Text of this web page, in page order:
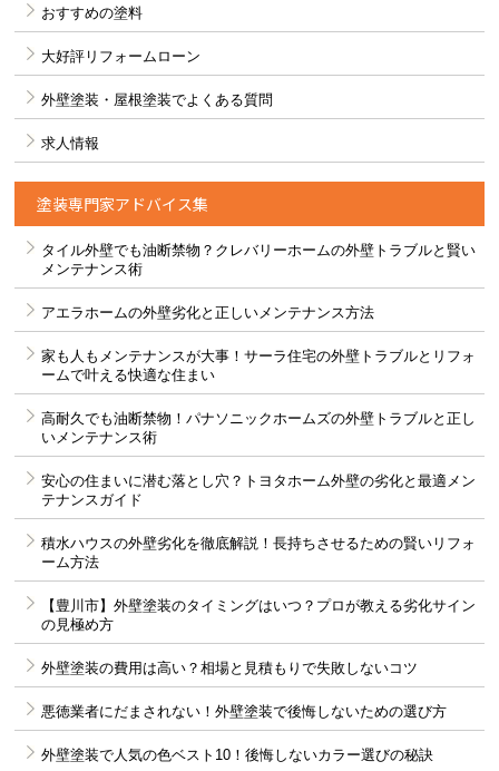
おすすめの塗料
大好評リフォームローン
外壁塗装・屋根塗装でよくある質問
求人情報
塗装専門家アドバイス集
タイル外壁でも油断禁物？クレバリーホームの外壁トラブルと賢い
メンテナンス術
アエラホームの外壁劣化と正しいメンテナンス方法
家も人もメンテナンスが大事！サーラ住宅の外壁トラブルとリフォ
ームで叶える快適な住まい
高耐久でも油断禁物！パナソニックホームズの外壁トラブルと正し
いメンテナンス術
安心の住まいに潜む落とし穴？トヨタホーム外壁の劣化と最適メン
テナンスガイド
積水ハウスの外壁劣化を徹底解説！長持ちさせるための賢いリフォ
ーム方法
【豊川市】外壁塗装のタイミングはいつ？プロが教える劣化サイン
の見極め方
外壁塗装の費用は高い？相場と見積もりで失敗しないコツ
悪徳業者にだまされない！外壁塗装で後悔しないための選び方
外壁塗装で人気の色ベスト10！後悔しないカラー選びの秘訣